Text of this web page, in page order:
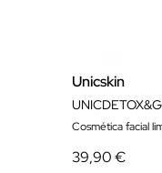
Unicskin
Cosmética facial
39,90 €